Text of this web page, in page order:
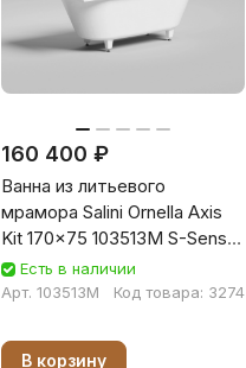
160 400 ₽
Ванна из литьевого
мрамора Salini Ornella Axis
Kit 170x75 103513M S-Sense
белая матовая
Есть в наличии
Арт. 103513M Код товара: 3274
В корзину